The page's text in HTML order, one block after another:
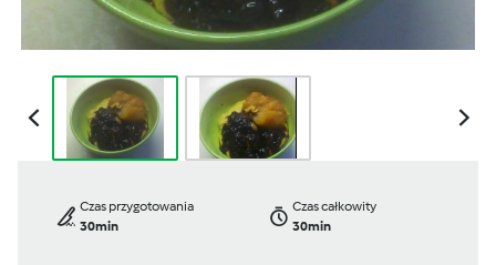
Czas przygotowania
30min
Czas całkowity
30min